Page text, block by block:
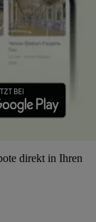
direkt in Ihren